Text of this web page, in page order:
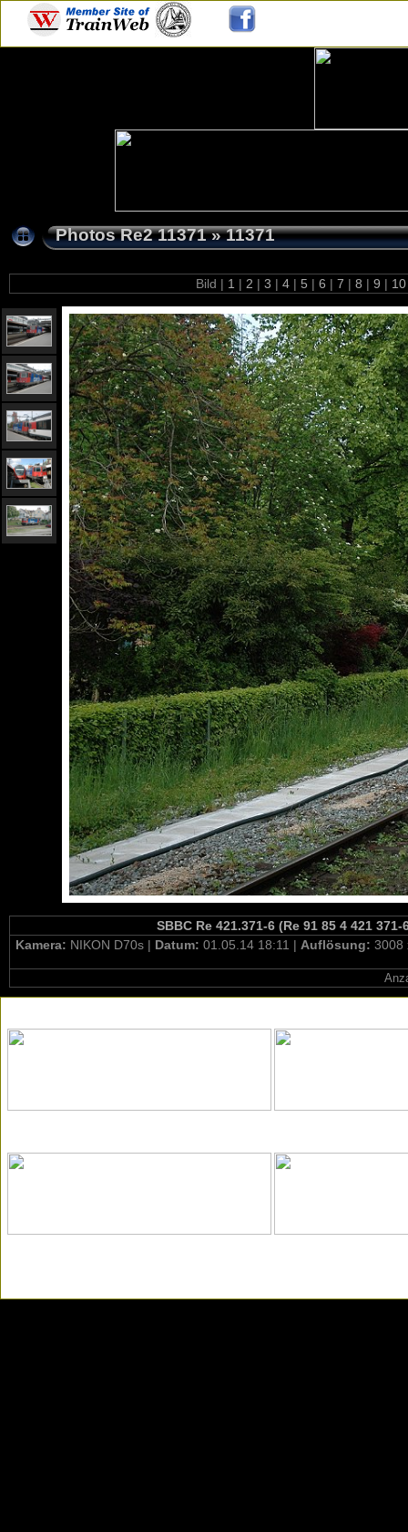
Photos Re2 11371»11371
Bild | 1 | 2 | 3 | 4 | 5 | 6 | 7 | 8 | 9 |
SBBC Re 421.371-6 (Re 91 85 4 421
Kamera: NIKON D70s | Datum: 01.05.14 18:11 | Auflösung: 3008